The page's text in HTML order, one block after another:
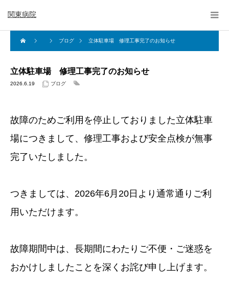
関東病院
ブログ 立体駐車場 修理工事完了のお知らせ
立体駐車場 修理工事完了のお知らせ
2026.6.19 ブログ
故障のためご利用を停止しておりました立体駐車
場につきまして、修理工事および安全点検が無事
完了いたしました。
つきましては、2026年6月20日より通常通りご利
用いただけます。
故障期間中は、長期間にわたりご不便・ご迷惑を
おかけしましたことを深くお詫び申し上げます。